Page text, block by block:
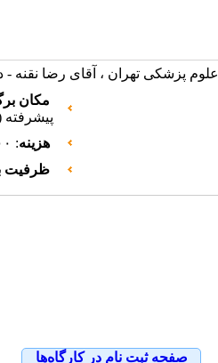
پزشکی تهران ، آقای رضا نقنه
مکان
پيشرفته
هزینه: ۳۵,۰۰۰,۰۰۰ ریال
ظرفیت
صفحه ثبت نام در کارگاه‌ها